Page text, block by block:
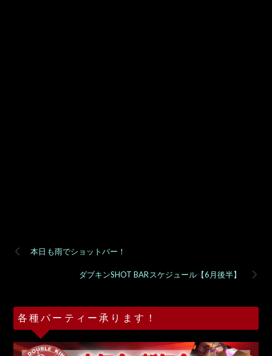
本日も雨でショットバー！
ダブキンSHOT BARスケジュール【6月後半】
各種パーティー承ります！